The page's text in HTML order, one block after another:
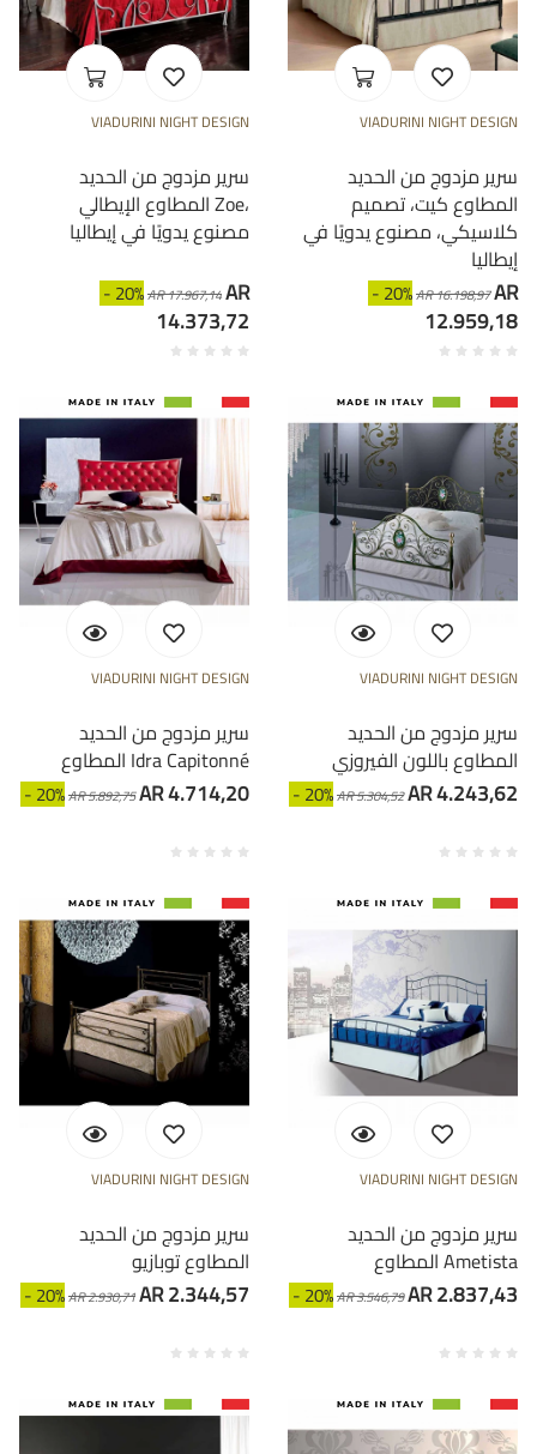
VIADURINI NIGHT DESIGN
سرير مزدوج من الحديد
المطاوع الإيطالي Zoe،
مصنوع يدويًا في إيطاليا
- 20%AR 17.967,14AR
14.373,72
VIADURINI NIGHT DESIGN
سرير مزدوج من الحديد
المطاوع كيت، تصميم
كلاسيكي، مصنوع يدويًا في
إيطاليا
- 20%AR 16.198,97AR
12.959,18
VIADURINI NIGHT DESIGN
سرير مزدوج من الحديد
المطاوع Idra Capitonné
- 20%AR 5.892,75AR 4.714,20
VIADURINI NIGHT DESIGN
سرير مزدوج من الحديد
المطاوع باللون الفيروزي
- 20%AR 5.304,52AR 4.243,62
VIADURINI NIGHT DESIGN
سرير مزدوج من الحديد
المطاوع توبازيو
- 20%AR 2.930,71AR 2.344,57
VIADURINI NIGHT DESIGN
سرير مزدوج من الحديد
المطاوع Ametista
- 20%AR 3.546,79AR 2.837,43